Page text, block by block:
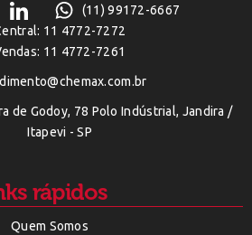
(11) 99172-6667
11 4772-7272
11 4772-7261
de Godoy, 78 Polo Indústrial, Jandira /
Itapevi - SP
rápidos
Quem Somos